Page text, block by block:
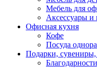
Мебель для
Аксессуары и
Офисная кухня
Кофе
Посуда
Подарки,